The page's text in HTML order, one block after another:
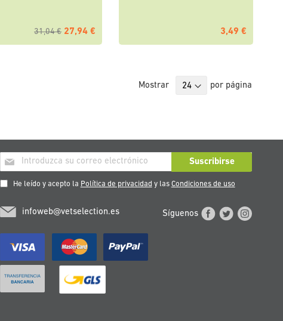
31,04 € 27,94 € 3,49 €
Mostrar por página
Inscríbase
a
nuestro
de
Suscribirse
He leído y acepto la Política de privacidad y las Condiciones de uso
infoweb@vetselection.es Síguenos